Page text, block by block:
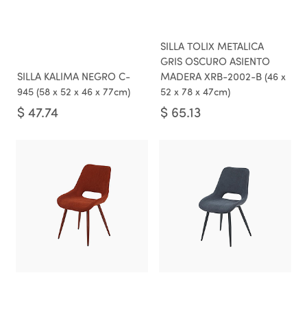
SILLA KALIMA NEGRO C-
945 (58 x 52 x 46 x 77cm)
$ 47.74
SILLA TOLIX METALICA
GRIS OSCURO ASIENTO
MADERA XRB-2002-B (46 x
52 x 78 x 47cm)
$ 65.13